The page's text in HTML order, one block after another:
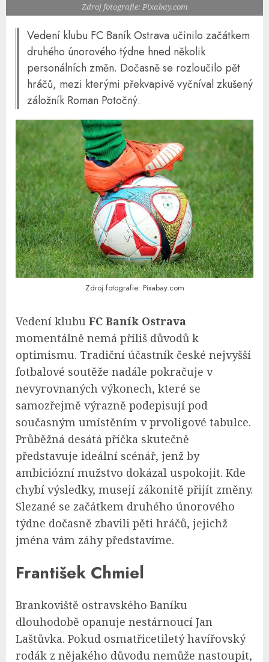
Zdroj fotografie: Pixabay.com
Vedení klubu FC Baník Ostrava učinilo začátkem
druhého únorového týdne hned několik
personálních změn. Dočasně se rozloučilo pět
hráčů, mezi kterými překvapivě vyčníval zkušený
záložník Roman Potočný.
Zdroj fotografie: Pixabay.com
Vedení klubu FC Baník Ostrava
momentálně nemá příliš důvodů k
optimismu. Tradiční účastník české nejvyšší
fotbalové soutěže nadále pokračuje v
nevyrovnaných výkonech, které se
samozřejmě výrazně podepisují pod
současným umístěním v prvoligové tabulce.
Průběžná desátá příčka skutečně
představuje ideální scénář, jenž by
ambiciózní mužstvo dokázal uspokojit. Kde
chybí výsledky, musejí zákonitě přijít změny.
Slezané se začátkem druhého únorového
týdne dočasně zbavili pěti hráčů, jejichž
jména vám záhy představíme.
František Chmiel
Brankoviště ostravského Baníku
dlouhodobě opanuje nestárnoucí Jan
Laštůvka. Pokud osmatřicetiletý havířovský
rodák z nějakého důvodu nemůže nastoupit,